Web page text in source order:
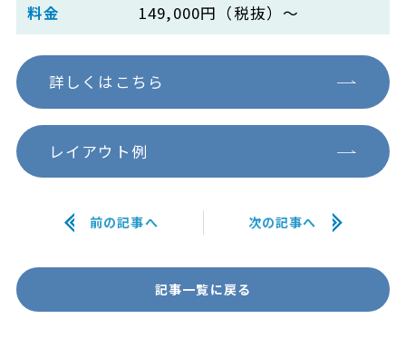
料金
149,000円（税抜）～
詳しくはこちら
レイアウト例
前の記事へ
記事一覧に戻る
次の記事へ